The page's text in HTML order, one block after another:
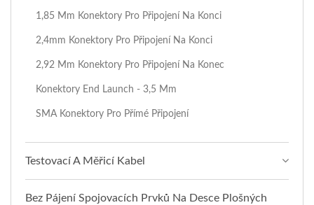
1,85 Mm Konektory Pro Připojení Na Konci
2,4mm Konektory Pro Připojení Na Konci
2,92 Mm Konektory Pro Připojení Na Konec
Konektory End Launch - 3,5 Mm
SMA Konektory Pro Přímé Připojení
Testovací A Měřicí Kabel
Bez Pájení Spojovacích Prvků Na Desce Plošných